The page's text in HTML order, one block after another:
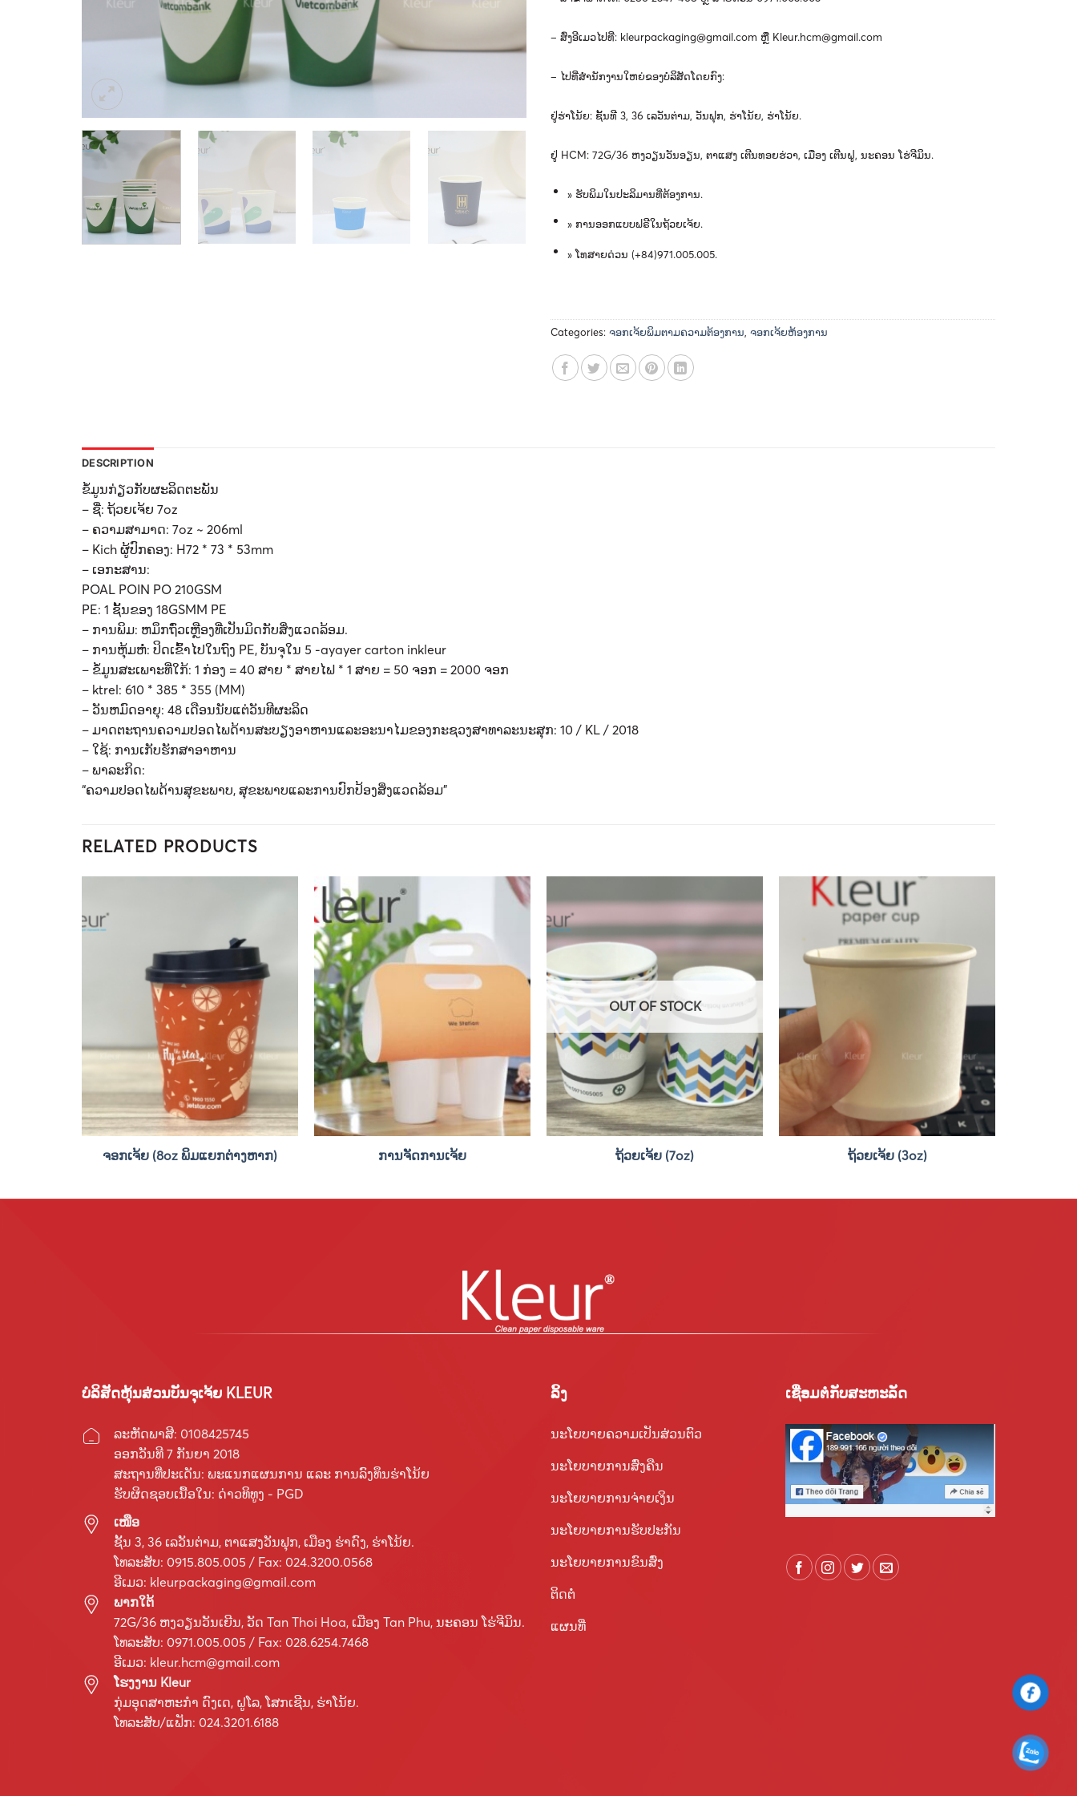
– ສົ່ງອີເມວໄປທີ່: kleurpackaging@gmail.com ຫຼື Kleur.hcm@gmail.com
– ໄປທີ່ສໍານັກງານໃຫຍ່ຂອງບໍລິສັດໂດຍກົງ​:
ຢູ່ຮ່າໂນ້ຍ: ຊັ້ນທີ 3, 36 ​ ເລວັນຕ່າມ, ​ ວັນຟຸກ, ຮ່າໂນ້ຍ, ຮ່າໂນ້ຍ.
ຢູ່ HCM: 72G/36 ຫງວຽນວັນອຽນ, ຕາແສງ ເຕີນທອຍຮ່ວາ, ເມືອງ ເຕີນຝູ, ນະຄອນ ໂຮ່ຈີມິນ.
» ຮັບພິມໃນປະລິມານທີ່ຕ້ອງການ.
» ການອອກແບບຟຣີໃນຖ້ວຍເຈ້ຍ.
»ໂທສາຍດ່ວນ (+84)971.005.005.
Categories: ຈອກເຈ້ຍພິມຕາມຄວາມຕ້ອງການ ຈອກເຈ້ຍຫ້ອງການ
DESCRIPTION
ຂໍ້ມູນກ່ຽວກັບຜະລິດຕະພັນ
– ຊື່: ຖ້ວຍເຈ້ຍ 7oz
– ຄວາມສາມາດ: 7oz ~ 206ml
– Kich ຜູ້ປົກຄອງ: H72 * 73 * 53mm
– ເອກະສານ:
POAL POIN PO 210GSM
PE: 1 ຊັ້ນຂອງ 18GSMM PE
– ການພິມ: ຫມຶກຖົ່ວເຫຼືອງທີ່ເປັນມິດກັບສິ່ງແວດລ້ອມ.
– ການຫຸ້ມຫໍ່: ປິດເຂົ້າໄປໃນຖົງ PE, ບັນຈຸໃນ 5 -ayayer carton inkleur
– ຂໍ້ມູນສະເພາະທີ່ໃກ້: 1 ກ່ອງ = 40 ສາຍ * ສາຍໄຟ * 1 ສາຍ = 50 ຈອກ = 2000 ຈອກ
– ktrel: 610 * 385 * 355 (MM)
– ວັນຫມົດອາຍຸ: 48 ເດືອນນັບແຕ່ວັນທີຜະລິດ
– ມາດຕະຖານຄວາມປອດໄພດ້ານສະບຽງອາຫານແລະອະນາໄມຂອງກະຊວງສາທາລະນະສຸກ: 10 / KL / 2018
– ໃຊ້: ການເກັບຮັກສາອາຫານ
– ພາລະກິດ:
“ຄວາມປອດໄພດ້ານສຸຂະພາບ, ສຸຂະພາບແລະການປົກປ້ອງສິ່ງແວດລ້ອມ”
RELATED PRODUCTS
ຈອກເຈ້ຍ (8oz ພິມແຍກຕ່າງຫາກ) ການຈັດການເຈ້ຍ
OUT OF STOCK
ຖ້ວຍເຈ້ຍ (7oz) ຖ້ວຍເຈ້ຍ (3oz)
ບໍລິສັດຫຸ້ນສ່ວນບັນຈຸເຈ້ຍ KLEUR
ລະຫັດພາສີ: 0108425745
ອອກວັນທີ 7 ກັນຍາ 2018
ສະຖານທີ່ປະເດັນ: ພະແນກແຜນການ ແລະ ການລົງທຶນຮ່າໂນ້ຍ
ຮັບຜິດຊອບເນື້ອໃນ: ດ່າວທິທູງ - PGD
ເໜືອ
ຊັ້ນ 3, 36 ເລ​ວັນ​ຕ່າມ, ຕາ​ແສງ​ວັນ​ຟຸກ, ເມືອງ ຮ່າ​ດົງ, ຮ່າ​ໂນ້ຍ.
ໂທລະສັບ: 0915.805.005 / Fax: 024.3200.0568
ອີເມວ: kleurpackaging@gmail.com
ພາກໃຕ້
72G/36 ຫງວຽນວັນເຍີນ, ວັດ Tan Thoi Hoa, ເມືອງ Tan Phu, ນະຄອນ ໂຮ່ຈີມິນ.
ໂທລະສັບ: 0971.005.005 / Fax: 028.6254.7468
ອີເມວ: kleur.hcm@gmail.com
ໂຮງງານ Kleur
ກຸ່ມ​ອຸດ​ສາ​ຫະ​ກຳ ດົງ​ເດ, ຝູ​ໂລ, ໂສກ​ເຊີນ, ຮ່າ​ໂນ້ຍ.
ໂທລະສັບ/ແຟັກ: 024.3201.6188
ລິ້ງ
ນະໂຍບາຍຄວາມເປັນສ່ວນຕົວ
ນະໂຍບາຍການສົ່ງຄືນ
ນະໂຍບາຍການຈ່າຍເງິນ
ນະໂຍບາຍການຮັບປະກັນ
ນະໂຍບາຍການຂົນສົ່ງ
ຕິດຕໍ່
ແຜນທີ່
ເຊື່ອມ​ຕໍ່​ກັບ​ສະ​ຫະ​ລັດ​